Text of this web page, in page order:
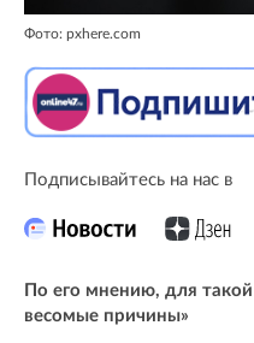
Фото: pxhere.com
Подписывайтесь на нас в
По его мнению, для
весомые причины»